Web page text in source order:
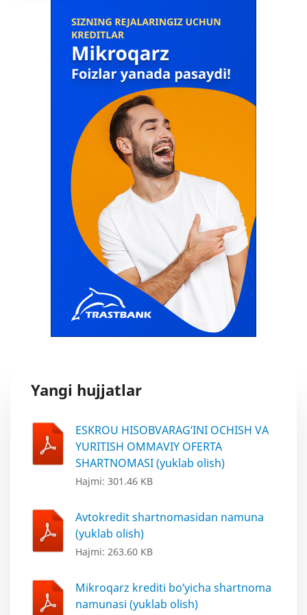
Yangi hujjatlar
ESKROU HISOBVARAG‘INI OCHISH VA
YURITISH OMMAVIY OFERTA
SHARTNOMASI (yuklab olish)
Hajmi: 301.46 KB
Avtokredit shartnomasidan namuna
(yuklab olish)
Hajmi: 263.60 KB
Mikroqarz krediti bo‘yicha shartnoma
namunasi (yuklab olish)